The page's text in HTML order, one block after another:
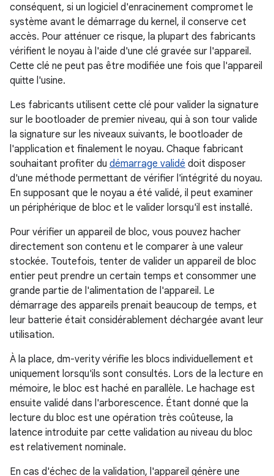
conséquent, si un logiciel d'enracinement compromet le
système avant le démarrage du kernel, il conserve cet
accès. Pour atténuer ce risque, la plupart des fabricants
vérifient le noyau à l'aide d'une clé gravée sur l'appareil.
Cette clé ne peut pas être modifiée une fois que l'appareil
quitte l'usine.
Les fabricants utilisent cette clé pour valider la signature
sur le bootloader de premier niveau, qui à son tour valide
la signature sur les niveaux suivants, le bootloader de
l'application et finalement le noyau. Chaque fabricant
souhaitant profiter du démarrage validé doit disposer
d'une méthode permettant de vérifier l'intégrité du noyau.
En supposant que le noyau a été validé, il peut examiner
un périphérique de bloc et le valider lorsqu'il est installé.
Pour vérifier un appareil de bloc, vous pouvez hacher
directement son contenu et le comparer à une valeur
stockée. Toutefois, tenter de valider un appareil de bloc
entier peut prendre un certain temps et consommer une
grande partie de l'alimentation de l'appareil. Le
démarrage des appareils prenait beaucoup de temps, et
leur batterie était considérablement déchargée avant leur
utilisation.
À la place, dm-verity vérifie les blocs individuellement et
uniquement lorsqu'ils sont consultés. Lors de la lecture en
mémoire, le bloc est haché en parallèle. Le hachage est
ensuite validé dans l'arborescence. Étant donné que la
lecture du bloc est une opération très coûteuse, la
latence introduite par cette validation au niveau du bloc
est relativement nominale.
En cas d'échec de la validation, l'appareil génère une